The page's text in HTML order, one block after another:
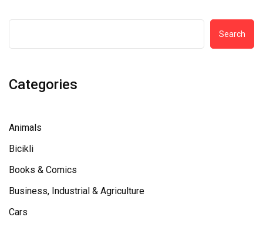
Search
Categories
Animals
Bicikli
Books & Comics
Business, Industrial & Agriculture
Cars